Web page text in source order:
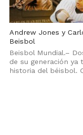
Andrew Jones y
Beisbol
Beisbol Mundial.–
de su generación ya
historia del béisbol.